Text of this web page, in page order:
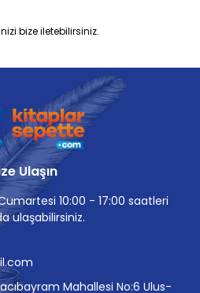
bize iletebilirsiniz.
Ulaşın
10:00 - 17:00 saatleri
ulaşabilirsiniz.
Mahallesi No:6 Ulus-